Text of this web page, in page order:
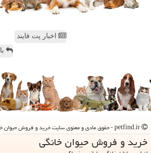
اخبار پت فایند
خرید و فروش حیوان خانگی